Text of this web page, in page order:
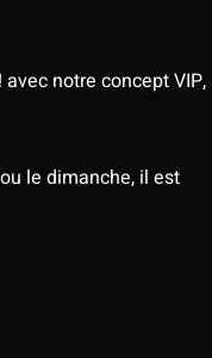
notre concept VIP,
le dimanche, il est